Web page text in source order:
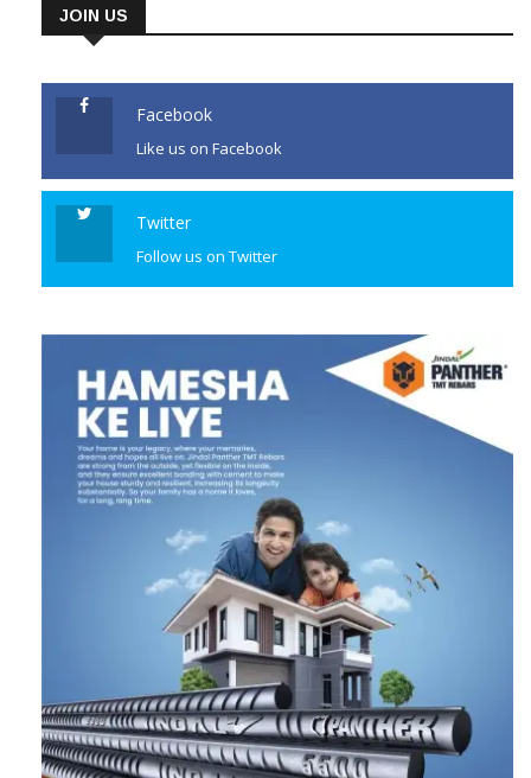
JOIN US
Facebook
Like us on Facebook
Twitter
Follow us on Twitter